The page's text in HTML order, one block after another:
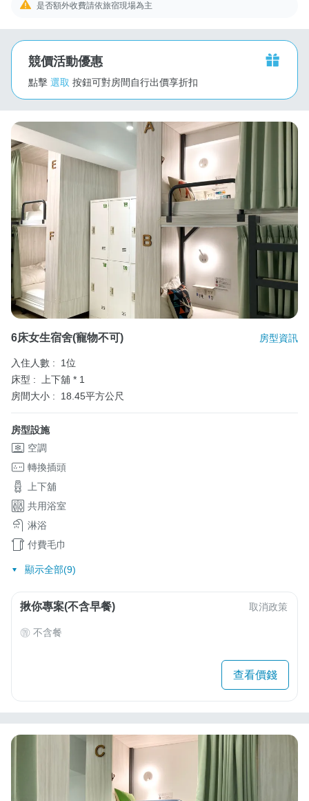
是否額外收費請依旅宿現場為主
競價活動優惠
點擊 選取 按鈕可對房間自行出價享折扣
6床女生宿舍(寵物不可) 房型資訊
入住人數 :
1位
床型 :
上下舖 * 1
房間大小 :
18.45平方公尺
房型設施
空調
轉換插頭
上下舖
共用浴室
淋浴
付費毛巾
顯示全部(9)
揪你專案(不含早餐) 取消政策
不含餐
查看價錢